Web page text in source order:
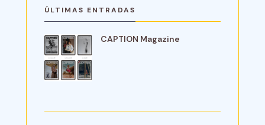
ÚLTIMAS ENTRADAS
CAPTION Magazine